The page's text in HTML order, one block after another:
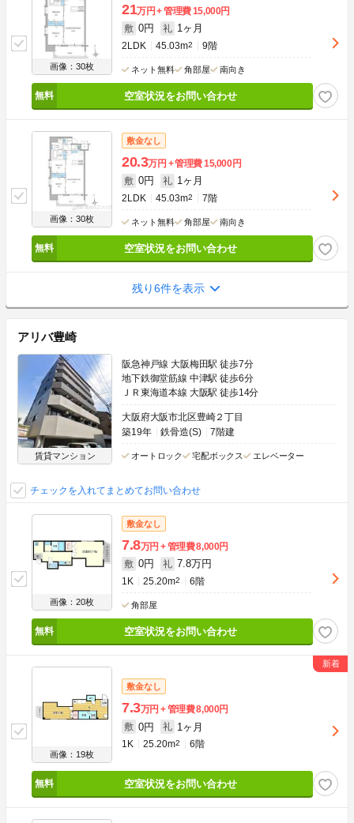
画像：30枚
21万円 管理費15,000円
敷 0円 礼 1ヶ月
2LDK 45.03m2 9階
ネット無料 角部屋 南向き
空室状況をお問い合わせ
画像：30枚
敷金なし
20.3万円 管理費15,000円
敷 0円 礼 1ヶ月
2LDK 45.03m2 7階
ネット無料 角部屋 南向き
空室状況をお問い合わせ
残り6件を表示
アリバ豊崎
賃貸マンション
阪急神戸線 大阪梅田駅 徒歩7分
地下鉄御堂筋線 中津駅 徒歩6分
ＪＲ東海道本線 大阪駅 徒歩14分
大阪府大阪市北区豊崎２丁目
築19年
鉄骨造(S) 7階建
オートロック 宅配ボックス エレベーター
チェックを入れてまとめてお問い合わせ
画像：20枚
敷金なし
7.8万円 管理費8,000円
敷 0円 礼 7.8万円
1K 25.20m2 6階
角部屋
空室状況をお問い合わせ
画像：19枚
敷金なし
7.3万円 管理費8,000円
敷 0円 礼 1ヶ月
1K 25.20m2 6階
空室状況をお問い合わせ